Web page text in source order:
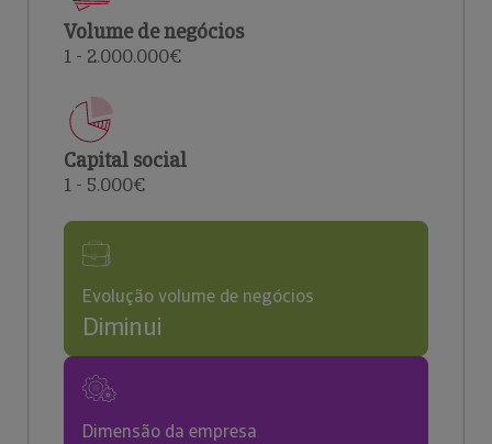
Volume de negócios
1 - 2.000.000€
Capital social
1 - 5.000€
Evolução volume de negócios
Diminui
Dimensão da empresa